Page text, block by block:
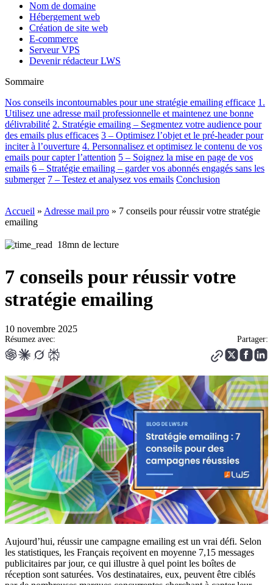
Nom de domaine
Hébergement web
Création de site web
E-commerce
Serveur VPS
Devenir rédacteur LWS
Sommaire
Nos conseils incontournables pour une stratégie emailing efficace 1.
Utilisez une adresse mail professionnelle et maintenez une bonne
délivrabilité 2. Stratégie emailing – Segmentez votre audience pour
des emails plus efficaces 3 – Optimisez l’objet et le pré-header pour
inciter à l’ouverture 4. Personnalisez et optimisez le contenu de vos
emails pour capter l’attention 5 – Soignez la mise en page de vos
emails 6 – Stratégie emailing – garder vos abonnés engagés sans les
submerger 7 – Testez et analysez vos emails Conclusion
Accueil » Adresse mail pro » 7 conseils pour réussir votre stratégie
emailing
18mn de lecture
7 conseils pour réussir votre
stratégie emailing
10 novembre 2025
Résumez avec: Partager:
Aujourd’hui, réussir une campagne emailing est un vrai défi. Selon
les statistiques, les Français reçoivent en moyenne 7,15 messages
publicitaires par jour, ce qui illustre à quel point les boîtes de
réception sont saturées. Vos destinataires, eux, peuvent être ciblés